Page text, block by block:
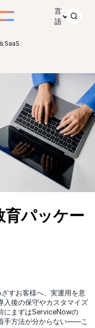
言
語
SaaS
パッケー
すお客様へ、実運用を意
入後の保守やカスタマイズ
にまずはServiceNowの
手方法が分からない——こ